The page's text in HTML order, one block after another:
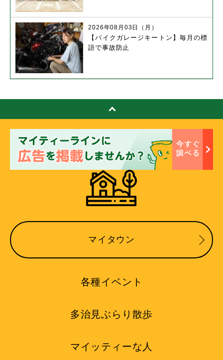
【バイクガレージキートン】毎月の標
語で事故防止
2026年08月03日（月）
マイタウン
各種イベント
多治見ぶらり散歩
マイッティーな人